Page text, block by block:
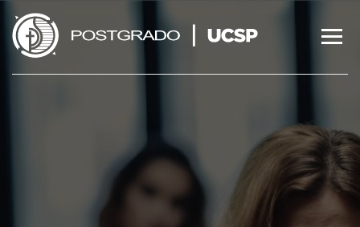
Saltar
contenido